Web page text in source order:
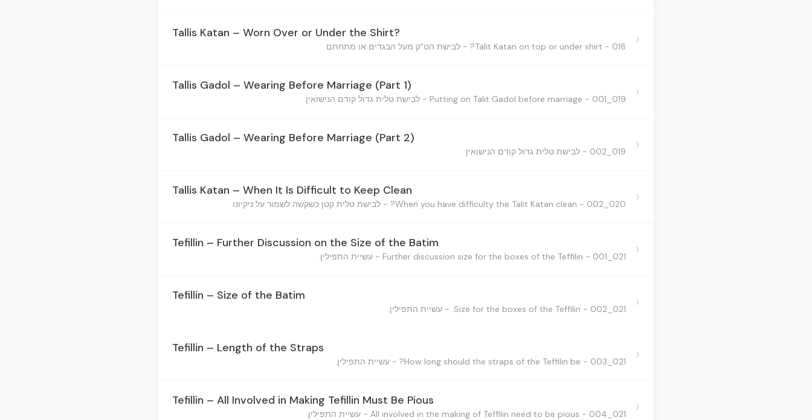
Tallis Katan – Worn Over or Under the Shirt?
018 - Talit Katan on top or under shirt? - לבישת הט"ק מעל הבגדים או מתחתם ›
Tallis Gadol – Wearing Before Marriage (Part 1)
019_001 - Putting on Talit Gadol before marriage - לבישת טלית גדול קודם הנישואין ›
Tallis Gadol – Wearing Before Marriage (Part 2)
019_002 - לבישת טלית גדול קודם הנישואין ›
Tallis Katan – When It Is Difficult to Keep Clean
020_002 - When you have difficulty the Talit Katan clean? - לבישת טלית קטן כשקשה לשמור על ניקיונו ›
Tefillin – Further Discussion on the Size of the Batim
021_001 - Further discussion size for the boxes of the Teffilin - עשיית התפילין. ›
Tefillin – Size of the Batim
021_002 - Size for the boxes of the Teffilin. - עשיית התפילין. ›
Tefillin – Length of the Straps
021_003 - How long should the straps of the Teffilin be? - עשיית התפילין. ›
Tefillin – All Involved in Making Tefillin Must Be Pious
021_004 - All involved in the making of Teffilin need to be pious - עשיית התפילין. ›